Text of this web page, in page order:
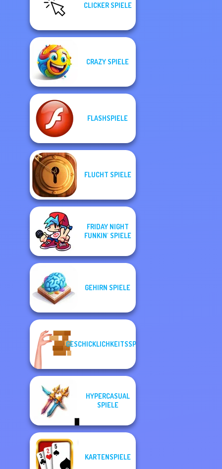
CLICKER SPIELE
CRAZY SPIELE
FLASHSPIELE
FLUCHT SPIELE
FRIDAY NIGHT
FUNKIN' SPIELE
GEHIRN SPIELE
GESCHICKLICHKEITSSPIELE
HYPERCASUAL
SPIELE
KARTENSPIELE